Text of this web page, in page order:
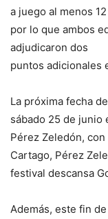
a juego al menos
por lo que ambos
adjudicaron dos
puntos adicionales
La próxima fecha
sábado 25 de junio
Pérez Zeledón,
Cartago, Pérez
festival descansa
Además, este fin